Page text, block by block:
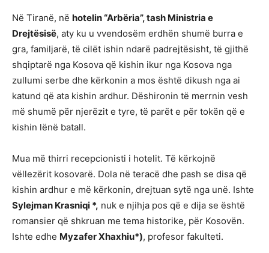
Në Tiranë, në hotelin “Arbëria”, tash Ministria e
Drejtësisë, aty ku u vvendosëm erdhën shumë burra e
gra, familjarë, të cilët ishin ndarë padrejtësisht, të gjithë
shqiptarë nga Kosova që kishin ikur nga Kosova nga
zullumi serbe dhe kërkonin a mos është dikush nga ai
katund që ata kishin ardhur. Dëshironin të merrnin vesh
më shumë për njerëzit e tyre, të parët e për tokën që e
kishin lënë batall.
Mua më thirri recepcionisti i hotelit. Të kërkojnë
vëllezërit kosovarë. Dola në teracë dhe pash se disa që
kishin ardhur e më kërkonin, drejtuan sytë nga unë. Ishte
Sylejman Krasniqi *, nuk e njihja pos që e dija se është
romansier që shkruan me tema historike, për Kosovën.
Ishte edhe Myzafer Xhaxhiu*), profesor fakulteti.